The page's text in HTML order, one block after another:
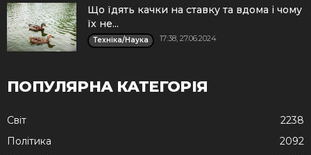
Що їдять качки на ставку та вдома і чому
їх не...
Техніка/Наука 17:38, 27.06.2024
ПОПУЛЯРНА КАТЕГОРІЯ
Cвіт
2238
Політика
2092